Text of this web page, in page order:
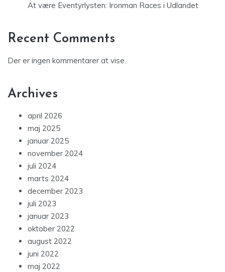
At være Eventyrlysten: Ironman Races i Udlandet
Recent Comments
Der er ingen kommentarer at vise.
Archives
april 2026
maj 2025
januar 2025
november 2024
juli 2024
marts 2024
december 2023
juli 2023
januar 2023
oktober 2022
august 2022
juni 2022
maj 2022